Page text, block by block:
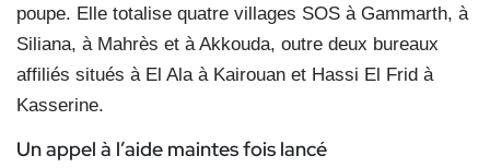
poupe. Elle totalise quatre villages SOS à Gammarth, à
Siliana, à Mahrès et à Akkouda, outre deux bureaux
affiliés situés à El Ala à Kairouan et Hassi El Frid à
Kasserine.
Un appel à l’aide maintes fois lancé